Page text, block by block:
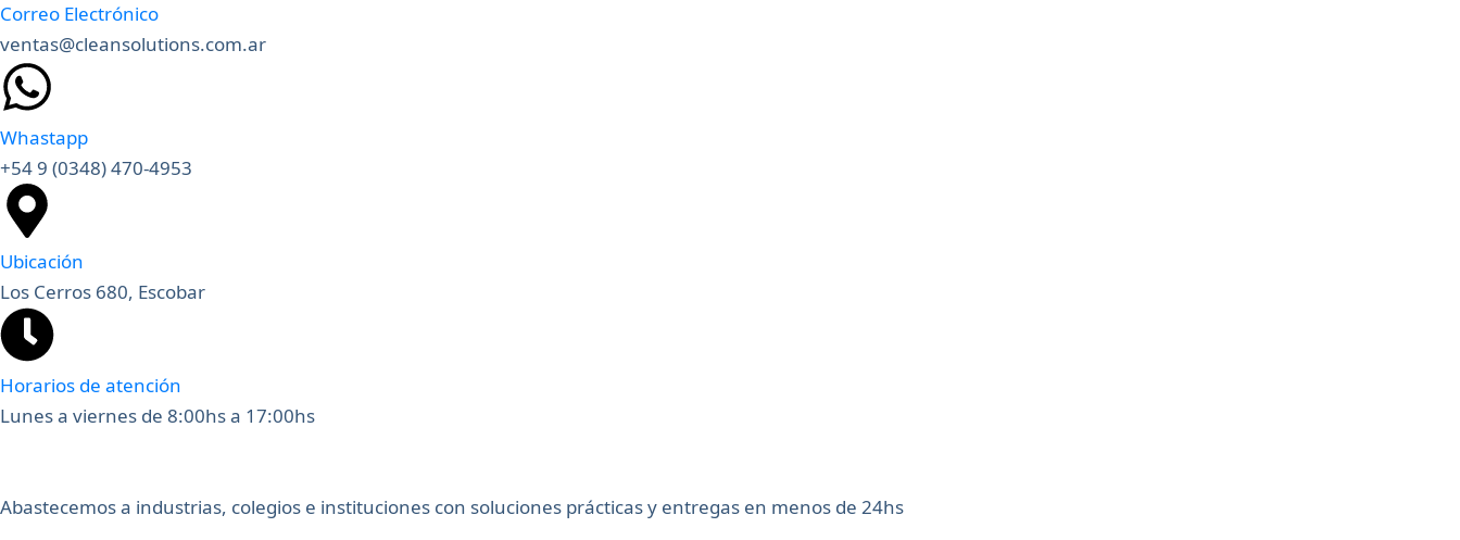
Correo Electrónico
ventas@cleansolutions.com.ar
Whastapp
+54 9 (0348) 470-4953
Ubicación
Los Cerros 680, Escobar
Horarios de atención
Lunes a viernes de 8:00hs a 17:00hs
Abastecemos a industrias, colegios e instituciones con soluciones prácticas y entregas en menos de 24hs